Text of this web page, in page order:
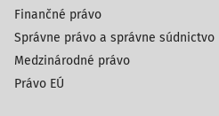
Finančné právo
Správne právo a správne súdnictvo
Medzinárodné právo
Právo EÚ